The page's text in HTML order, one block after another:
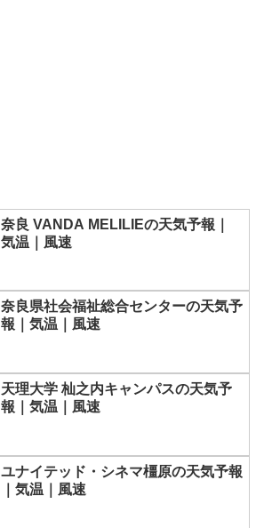
奈良 VANDA MELILIEの天気予報｜
気温｜風速
奈良県社会福祉総合センターの天気予
報｜気温｜風速
天理大学 杣之内キャンパスの天気予
報｜気温｜風速
ユナイテッド・シネマ橿原の天気予報
｜気温｜風速